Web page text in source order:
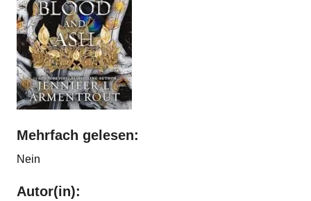
Mehrfach gelesen:
Nein
Autor(in):